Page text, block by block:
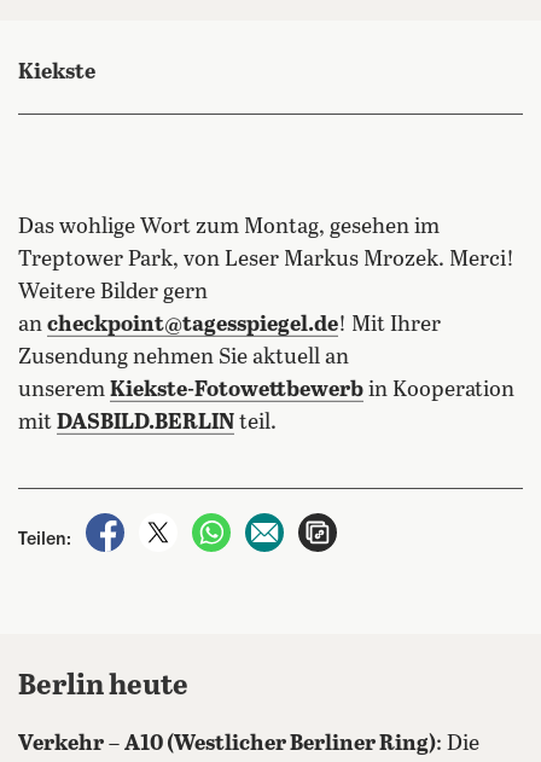
Kiekste
Das wohlige Wort zum Montag, gesehen im
Treptower Park, von Leser Markus Mrozek. Merci!
Weitere Bilder gern
an checkpoint@tagesspiegel.de! Mit Ihrer
Zusendung nehmen Sie aktuell an
unserem Kiekste-Fotowettbewerb in Kooperation
mit DASBILD.BERLIN teil.
Teilen:
auf Facebook teilen
auf X teilenper WhatsApp teilen
per E-Mail teilen
Berlin heute
Verkehr – A10 (Westlicher Berliner Ring): Die